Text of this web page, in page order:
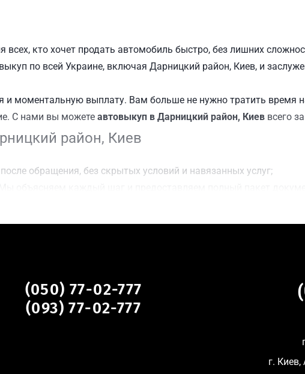
кто хочет продать автомобиль быстро, без лишних
по всей Украине, включая Дарницкий район, Киев, и
моментальную выплату. Вам больше не нужно тратить время
С нами вы можете автовыкуп в Дарницкий район, Киев всего
район, Киев
обращения, без скрытых условий и навязанных услуг;
после аварии или с пробегом;
нецелесообразно;
(050) 77-02-777
(093) 77-02-777
г.